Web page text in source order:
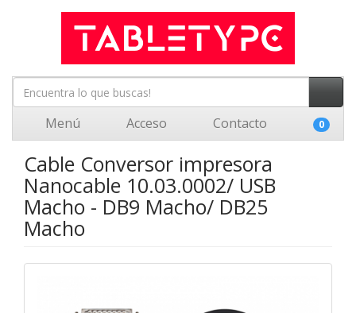
Menú Acceso Contacto 0
Cable Conversor impresora
Nanocable 10.03.0002/ USB
Macho - DB9 Macho/ DB25
Macho